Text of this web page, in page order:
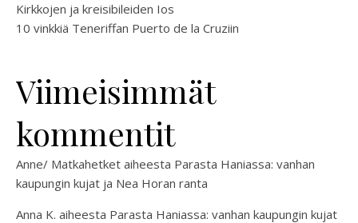
Kirkkojen ja kreisibileiden Ios
10 vinkkiä Teneriffan Puerto de la Cruziin
Viimeisimmät
kommentit
Anne/ Matkahetket aiheesta Parasta Haniassa: vanhan
kaupungin kujat ja Nea Horan ranta
Anna K. aiheesta Parasta Haniassa: vanhan kaupungin kujat